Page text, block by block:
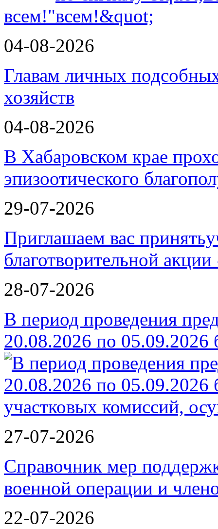
всем!"
04-08-2026
Главам личных
хозяйств
04-08-2026
В Хабаровском крае
эпизоотического
29-07-2026
Приглашаем вас
благотворительной
28-07-2026
В период проведения
20.08.2026 по 05.09.2026
27-07-2026
Справочник мер
военной операции и
22-07-2026